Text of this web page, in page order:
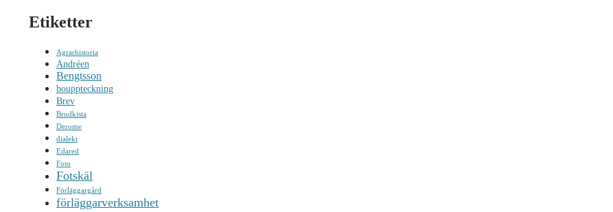
Etiketter
Agrarhistoria
Andréen
Bengtsson
bouppteckning
Brev
Brudkista
Derome
dialekt
Edared
Foto
Fotskäl
Förläggargård
förläggarverksamhet